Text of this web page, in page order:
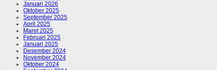
Januari 2026
Oktober 2025
September 2025
April 2025
Maret 2025
Februari 2025
Januari 2025
Desember 2024
November 2024
Oktober 2024